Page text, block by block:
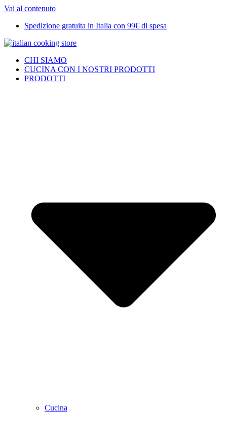
Vai al contenuto
Spedizione gratuita in Italia con 99€ di spesa
CHI SIAMO
CUCINA CON I NOSTRI PRODOTTI
PRODOTTI
Cucina